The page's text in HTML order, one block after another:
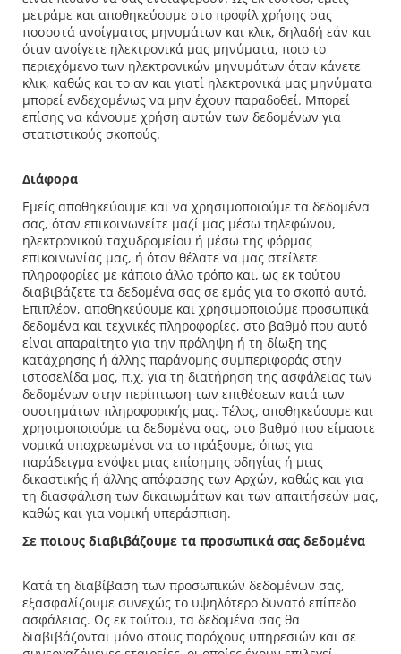
μετράμε και αποθηκεύουμε στο προφίλ χρήσης σας
ποσοστά ανοίγματος μηνυμάτων και κλικ, δηλαδή εάν και
όταν ανοίγετε ηλεκτρονικά μας μηνύματα, ποιο το
περιεχόμενο των ηλεκτρονικών μηνυμάτων όταν κάνετε
κλικ, καθώς και το αν και γιατί ηλεκτρονικά μας μηνύματα
μπορεί ενδεχομένως να μην έχουν παραδοθεί. Μπορεί
επίσης να κάνουμε χρήση αυτών των δεδομένων για
στατιστικούς σκοπούς.
Διάφορα
Εμείς αποθηκεύουμε και να χρησιμοποιούμε τα δεδομένα
σας, όταν επικοινωνείτε μαζί μας μέσω τηλεφώνου,
ηλεκτρονικού ταχυδρομείου ή μέσω της φόρμας
επικοινωνίας μας, ή όταν θέλατε να μας στείλετε
πληροφορίες με κάποιο άλλο τρόπο και, ως εκ τούτου
διαβιβάζετε τα δεδομένα σας σε εμάς για το σκοπό αυτό.
Επιπλέον, αποθηκεύουμε και χρησιμοποιούμε προσωπικά
δεδομένα και τεχνικές πληροφορίες, στο βαθμό που αυτό
είναι απαραίτητο για την πρόληψη ή τη δίωξη της
κατάχρησης ή άλλης παράνομης συμπεριφοράς στην
ιστοσελίδα μας, π.χ. για τη διατήρηση της ασφάλειας των
δεδομένων στην περίπτωση των επιθέσεων κατά των
συστημάτων πληροφορικής μας. Τέλος, αποθηκεύουμε και
χρησιμοποιούμε τα δεδομένα σας, στο βαθμό που είμαστε
νομικά υποχρεωμένοι να το πράξουμε, όπως για
παράδειγμα ενόψει μιας επίσημης οδηγίας ή μιας
δικαστικής ή άλλης απόφασης των Αρχών, καθώς και για
τη διασφάλιση των δικαιωμάτων και των απαιτήσεών μας,
καθώς και για νομική υπεράσπιση.
Σε ποιους διαβιβάζουμε τα προσωπικά σας δεδομένα
Κατά τη διαβίβαση των προσωπικών δεδομένων σας,
εξασφαλίζουμε συνεχώς το υψηλότερο δυνατό επίπεδο
ασφάλειας. Ως εκ τούτου, τα δεδομένα σας θα
διαβιβάζονται μόνο στους παρόχους υπηρεσιών και σε